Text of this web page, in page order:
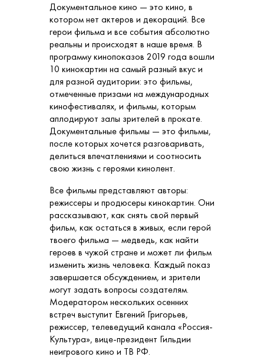
Документальное кино — это кино, в
котором нет актеров и декораций. Все
герои фильма и все события абсолютно
реальны и происходят в наше время. В
программу кинопоказов 2019 года вошли
10 кинокартин на самый разный вкус и
для разной аудитории: это фильмы,
отмеченные призами на международных
кинофестивалях, и фильмы, которым
аплодируют залы зрителей в прокате.
Документальные фильмы — это фильмы,
после которых хочется разговаривать,
делиться впечатлениями и соотносить
свою жизнь с героями кинолент.
Все фильмы представляют авторы:
режиссеры и продюсеры кинокартин. Они
рассказывают, как снять свой первый
фильм, как остаться в живых, если герой
твоего фильма — медведь, как найти
героев в чужой стране и может ли фильм
изменить жизнь человека. Каждый показ
завершается обсуждением, и зрители
могут задать вопросы создателям.
Модератором нескольких осенних
встреч выступит Евгений Григорьев,
режиссер, телеведущий канала «Россия-
Культура», вице-президент Гильдии
неигрового кино и ТВ РФ.